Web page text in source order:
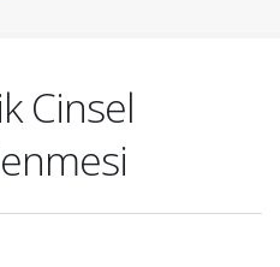
Cinsel